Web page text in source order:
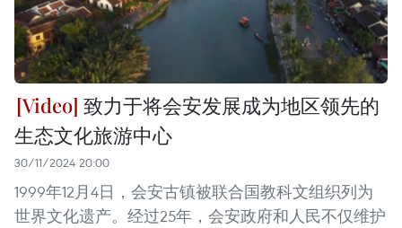
致力于将会安发展成为地区领先的
生态文化旅游中心
30/11/2024 20:00
1999年12月4日，会安古镇被联合国教科文组织列为
世界文化遗产。经过25年，会安政府和人民不仅维护